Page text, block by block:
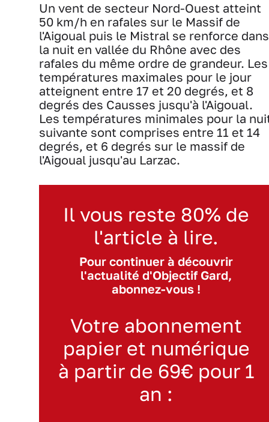
Un vent de secteur Nord-Ouest atteint
50 km/h en rafales sur le Massif de
l'Aigoual puis le Mistral se renforce dans
la nuit en vallée du Rhône avec des
rafales du même ordre de grandeur. Les
températures maximales pour le jour
atteignent entre 17 et 20 degrés, et 8
degrés des Causses jusqu'à l'Aigoual.
Les températures minimales pour la
suivante sont comprises entre 11 et 14
degrés, et 6 degrés sur le massif de
l'Aigoual jusqu'au Larzac.
Il vous reste 80% de
l'article à lire.
Pour continuer à découvrir
l'actualité d'Objectif Gard,
abonnez-vous !
Votre abonnement
papier et numérique
à partir de 69€ pour 1
an :